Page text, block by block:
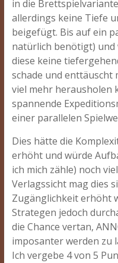
in die
allerdings keine Tiefe
beigefügt. Bis auf ein
natürlich benötigt)
diese keine
schade und enttäuscht
viel mehr herausholen
spannende
einer parallelen
Dies hätte die
erhöht und würde
ich mich zähle) noch
Verlagssicht mag dies
Zugänglichkeit erhöht
Strategen jedoch
die Chance vertan,
imposanter werden zu
Ich vergebe 4 von 5